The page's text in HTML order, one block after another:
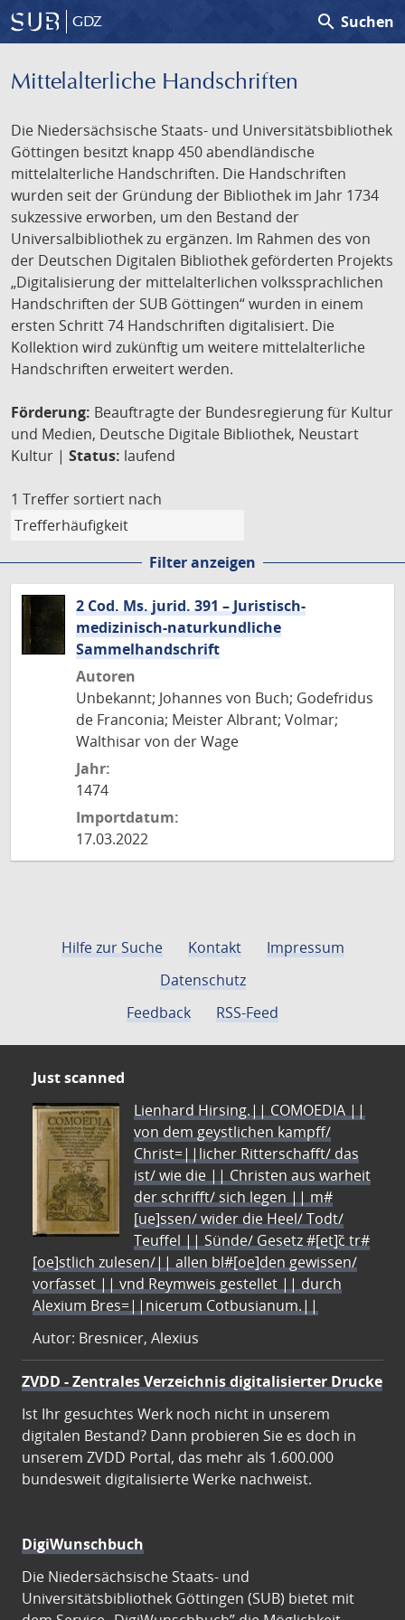
GDZ search Suchen
Mittelalterliche Handschriften
Die Niedersächsische Staats- und Universitätsbibliothek
Göttingen besitzt knapp 450 abendländische
mittelalterliche Handschriften. Die Handschriften
wurden seit der Gründung der Bibliothek im Jahr 1734
sukzessive erworben, um den Bestand der
Universalbibliothek zu ergänzen. Im Rahmen des von
der Deutschen Digitalen Bibliothek geförderten Projekts
„Digitalisierung der mittelalterlichen volkssprachlichen
Handschriften der SUB Göttingen“ wurden in einem
ersten Schritt 74 Handschriften digitalisiert. Die
Kollektion wird zukünftig um weitere mittelalterliche
Handschriften erweitert werden.
Förderung: Beauftragte der Bundesregierung für Kultur
und Medien, Deutsche Digitale Bibliothek, Neustart
Kultur | Status: laufend
1 Treffer sortiert nach
Filter anzeigen
2 Cod. Ms. jurid. 391 – Juristisch-
medizinisch-naturkundliche
Sammelhandschrift
Autoren
Unbekannt; Johannes von Buch; Godefridus
de Franconia; Meister Albrant; Volmar;
Walthisar von der Wage
Jahr:
1474
Importdatum:
17.03.2022
Hilfe zur Suche Kontakt
Impressum
Datenschutz
Feedback
RSS-Feed
Just scanned
Lienhard Hirsing.|| COMOEDIA ||
von dem geystlichen kampff/
Christ=||licher Ritterschafft/ das
ist/ wie die || Christen aus warheit
der schrifft/ sich legen || m#
[ue]ssen/ wider die Heel/ Todt/
Teuffel || Sünde/ Gesetz #[et]c̃ tr#
[oe]stlich zulesen/|| allen bl#[oe]den gewissen/
vorfasset || vnd Reymweis gestellet || durch
Alexium Bres=||nicerum Cotbusianum.||
Autor: Bresnicer, Alexius
ZVDD - Zentrales Verzeichnis digitalisierter Drucke
Ist Ihr gesuchtes Werk noch nicht in unserem
digitalen Bestand? Dann probieren Sie es doch in
unserem ZVDD Portal, das mehr als 1.600.000
bundesweit digitalisierte Werke nachweist.
DigiWunschbuch
Die Niedersächsische Staats- und
Universitätsbibliothek Göttingen (SUB) bietet mit